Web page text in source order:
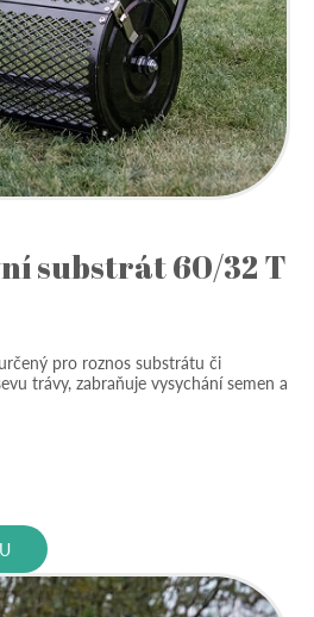
substrát 60/32 T
pro roznos substrátu či
trávy, zabraňuje vysychání semen a